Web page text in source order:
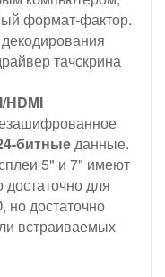
формат-фактор.
тачскрина
HDMI
битныеданные.
5" и 7" имеют
для
достаточно
встраиваемых